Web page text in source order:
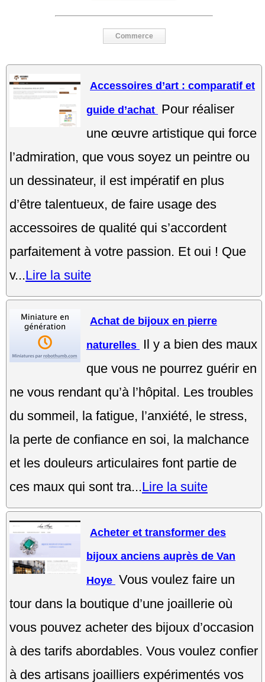
Commerce
Accessoires d’art : comparatif et
guide d’achat Pour réaliser
une œuvre artistique qui force
l’admiration, que vous soyez un peintre ou
un dessinateur, il est impératif en plus
d’être talentueux, de faire usage des
accessoires de qualité qui s’accordent
parfaitement à votre passion. Et oui ! Que
v...Lire la suite
Achat de bijoux en pierre
naturelles
Il y a bien des maux
que vous ne pourrez guérir en
ne vous rendant qu’à l’hôpital. Les troubles
du sommeil, la fatigue, l’anxiété, le stress,
la perte de confiance en soi, la malchance
et les douleurs articulaires font partie de
ces maux qui sont tra...Lire la suite
Acheter et transformer des
bijoux anciens auprès de Van
Hoye Vous voulez faire un
tour dans la boutique d’une joaillerie où
vous pouvez acheter des bijoux d’occasion
à des tarifs abordables. Vous voulez confier
à des artisans joailliers expérimentés vos